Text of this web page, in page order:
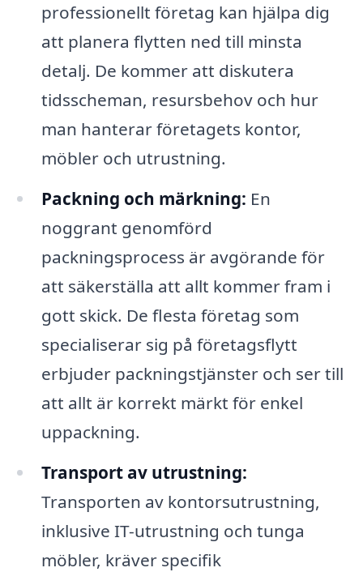
professionellt företag kan hjälpa dig
att planera flytten ned till minsta
detalj. De kommer att diskutera
tidsscheman, resursbehov och hur
man hanterar företagets kontor,
möbler och utrustning.
Packning och märkning: En
noggrant genomförd
packningsprocess är avgörande för
att säkerställa att allt kommer fram i
gott skick. De flesta företag som
specialiserar sig på företagsflytt
erbjuder packningstjänster och ser till
att allt är korrekt märkt för enkel
uppackning.
Transport av utrustning:
Transporten av kontorsutrustning,
inklusive IT-utrustning och tunga
möbler, kräver specifik